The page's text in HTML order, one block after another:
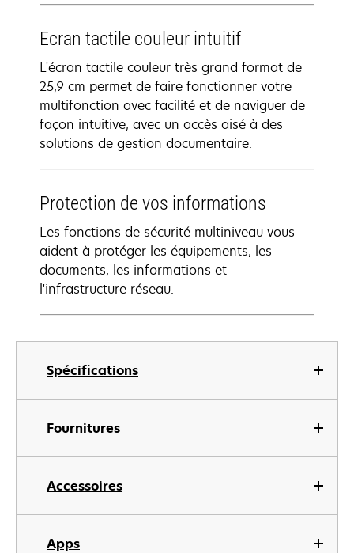
Spécifications
Fournitures
Accessoires
Apps
Ecran tactile couleur intuitif
L'écran tactile couleur très grand format de
25,9 cm permet de faire fonctionner votre
multifonction avec facilité et de naviguer de
façon intuitive, avec un accès aisé à des
solutions de gestion documentaire.
Protection de vos informations
Les fonctions de sécurité multiniveau vous
aident à protéger les équipements, les
documents, les informations et
l'infrastructure réseau.